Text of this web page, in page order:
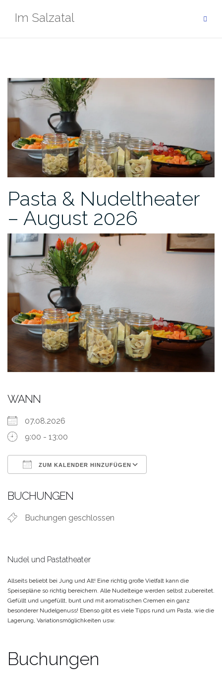
InhaltIm Salzatal
Pasta & Nudeltheater
– August 2026
WANN
07.08.2026
9:00 - 13:00
ZUM KALENDER HINZUFÜGEN
BUCHUNGEN
Buchungen geschlossen
Nudel und Pastatheater
Allseits beliebt bei Jung und Alt! Eine richtig große Vielfalt kann die
Speisepläne so richtig bereichern. Alle Nudelteige werden selbst zubereitet.
Gefüllt und ungefüllt, bunt und mit aromatischen Cremen ein ganz
besonderer Nudelgenuss! Ebenso gibt es viele Tipps rund um Pasta, wie die
Lagerung, Variationsmöglichkeiten usw.
Buchungen